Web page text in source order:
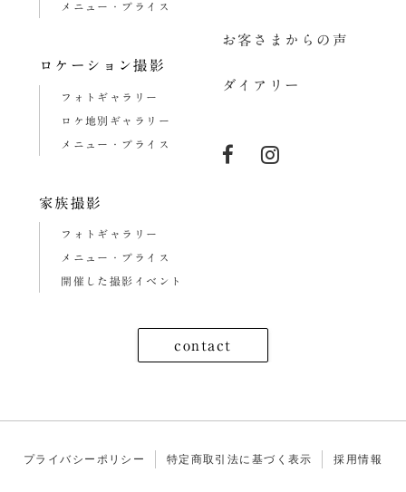
メニュー・プライス
ロケーション撮影
フォトギャラリー
ロケ地別ギャラリー
メニュー・プライス
家族撮影
フォトギャラリー
メニュー・プライス
開催した撮影イベント
お客さまからの声
ダイアリー
contact
プライバシーポリシー 特定商取引法に基づく表示 採用情報